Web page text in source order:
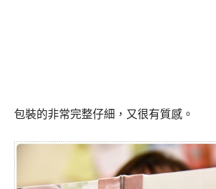
包裝的非常完整仔細，又很有質感。